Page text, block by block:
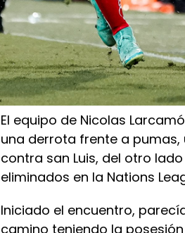
El equipo de Nicolas
una derrota frente a
contra san Luis, del otro
eliminados en la Nations
Iniciado el encuentro,
camino teniendo la